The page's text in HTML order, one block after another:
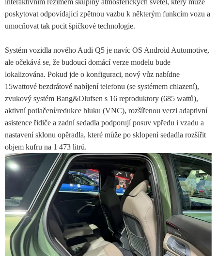
interaktivním režimem skupiny atmosférických světel, který může
poskytovat odpovídající zpětnou vazbu k některým funkcím vozu a
umocňovat tak pocit špičkové technologie.
Systém vozidla nového Audi Q5 je navíc OS Android Automotive,
ale očekává se, že budoucí domácí verze modelu bude
lokalizována. Pokud jde o konfiguraci, nový vůz nabídne
15wattové bezdrátové nabíjení telefonu (se systémem chlazení),
zvukový systém Bang&Olufsen s 16 reproduktory (685 wattů),
aktivní potlačení/redukce hluku (VNC), rozšířenou verzi adaptivní
asistence řidiče a zadní sedadla podporují posuv vpředu i vzadu a
nastavení sklonu opěradla, které může po sklopení sedadla rozšířit
objem kufru na 1 473 litrů.